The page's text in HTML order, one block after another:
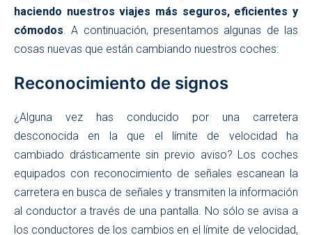
haciendo nuestros viajes más seguros, eficientes y
cómodos. A continuación, presentamos algunas de las
cosas nuevas que están cambiando nuestros coches:
Reconocimiento de signos
¿Alguna vez has conducido por una carretera
desconocida en la que el límite de velocidad ha
cambiado drásticamente sin previo aviso? Los coches
equipados con reconocimiento de señales escanean la
carretera en busca de señales y transmiten la información
al conductor a través de una pantalla. No sólo se avisa a
los conductores de los cambios en el límite de velocidad,